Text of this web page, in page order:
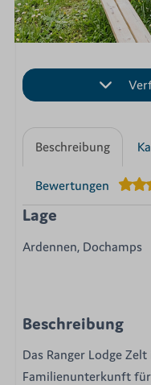
Beschreibung
Bewertungen
Lage
Ardennen, Dochamps
Beschreibung
Das Ranger Lodge
Familienunterkunft